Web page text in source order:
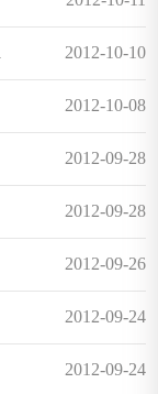
2012-10-10
2012-10-08
2012-09-28
2012-09-28
2012-09-26
2012-09-24
2012-09-24